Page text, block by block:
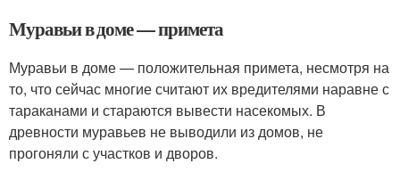
Муравьи в доме — примета
Муравьи в доме — положительная примета, несмотря на
то, что сейчас многие считают их вредителями наравне с
тараканами и стараются вывести насекомых. В
древности муравьев не выводили из домов, не
прогоняли с участков и дворов.